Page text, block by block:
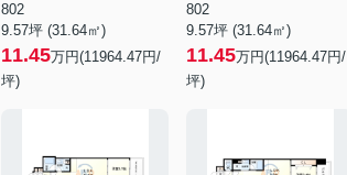
802
9.57坪 (31.64㎡)
11.45万円(11964.47円/
坪)
802
9.57坪 (31.64㎡)
11.45万円(11964.47円/
坪)